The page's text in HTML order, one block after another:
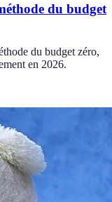
du budget
du budget zéro,
en 2026.